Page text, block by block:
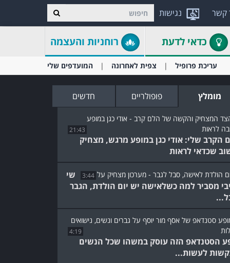
נגישות קשר
כדאי לדעת רוחניות והעצמה
עריכת פרופיל צפית לאחרונה המועדפים שלי
מומלץ פופולריים חדשים
21:43
הקרב שלי: אודי כגן במופע מרגש, מצחיק
שכדאי לראות
3:44
שי
מסביר למה כשלאישה יש יום הולדת, הגבר
4:19
הסטנדאפ הזה עוסק במשהו שכל הנשים
לעשות...